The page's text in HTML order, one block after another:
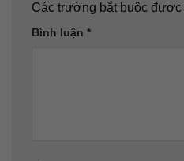
Các trường bắt buộc được
Bình luận *